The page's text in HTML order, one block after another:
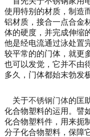
使用特别的材质，制造
铝材质，接合一点合金
体的硬度，并完成伸缩
他是经电流通过泳处置
较平常的的门体，就更
也可以发觉，它并不由
多久，门体都始末勃发
关于不锈钢门体的匡
化合物塑料的运用。譬
化合物塑料件，用来扼
分子化合物塑料，保障